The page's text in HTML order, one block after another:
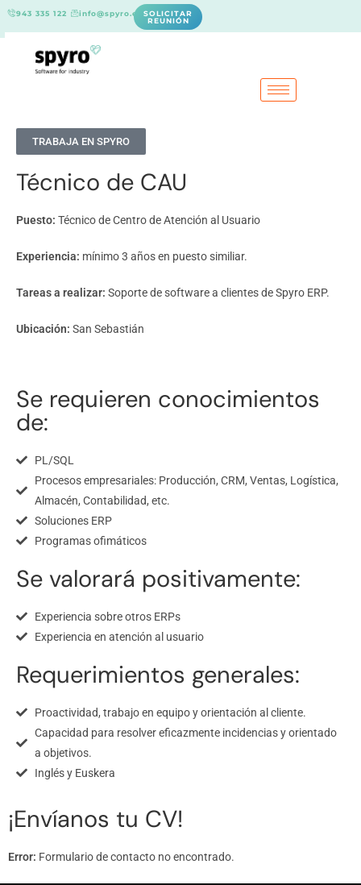
943 335 122 info@spyro.es SOLICITAR
REUNIÓN
TRABAJA EN SPYRO
Técnico de CAU
Puesto: Técnico de Centro de Atención al Usuario
Experiencia: mínimo 3 años en puesto similiar.
Tareas a realizar: Soporte de software a clientes de Spyro ERP.
Ubicación: San Sebastián
Se requieren conocimientos
de:
PL/SQL
Procesos empresariales: Producción, CRM, Ventas, Logística,
Almacén, Contabilidad, etc.
Soluciones ERP
Programas ofimáticos
Se valorará positivamente:
Experiencia sobre otros ERPs
Experiencia en atención al usuario
Requerimientos generales:
Proactividad, trabajo en equipo y orientación al cliente.
Capacidad para resolver eficazmente incidencias y orientado
a objetivos.
Inglés y Euskera
¡Envíanos tu CV!​
Error: Formulario de contacto no encontrado.